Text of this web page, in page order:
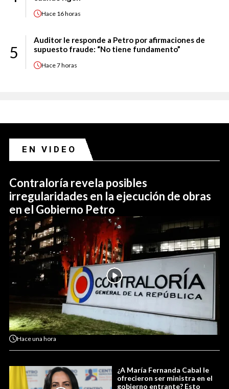
Hace 16 horas
5
Auditor le responde a Petro por afirmaciones de
supuesto fraude: “No tiene fundamento”
Hace7 horas
EN VIDEO
Contraloría revela posibles
irregularidades en la ejecución de obras
en el Gobierno Petro
Haceuna hora
¿A María Fernanda Cabal le
ofrecieron ser ministra en el
gobierno entrante? Esto